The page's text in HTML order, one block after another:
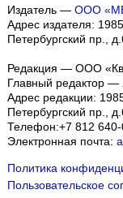
Издатель — ООО
Адрес издателя:
Петербургский пр.,
Редакция — ООО
Главный редактор
Адрес редакции:
Петербургский пр.,
Телефон:+7 812
Электронная почта:
Политика
Пользовательское